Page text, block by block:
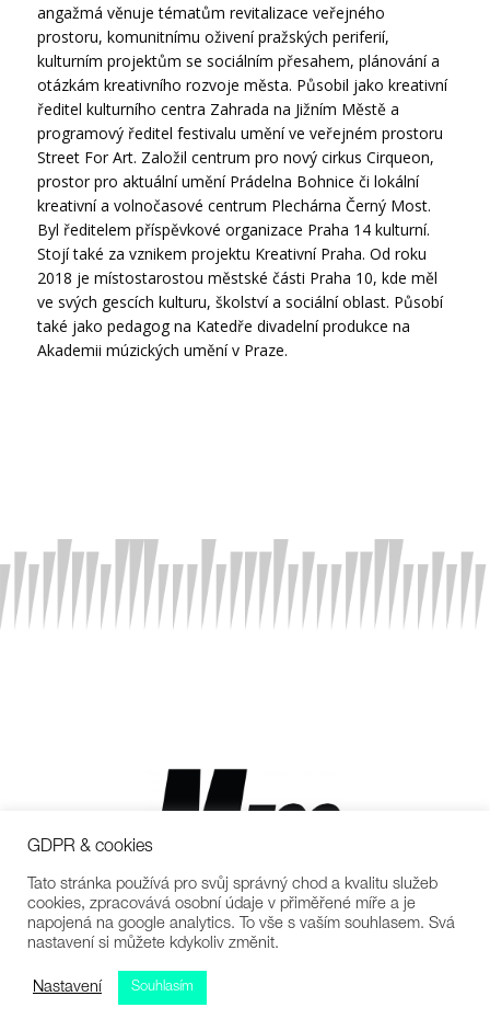
angažmá věnuje tématům revitalizace veřejného
prostoru, komunitnímu oživení pražských periferií,
kulturním projektům se sociálním přesahem, plánování a
otázkám kreativního rozvoje města. Působil jako kreativní
ředitel kulturního centra Zahrada na Jižním Městě a
programový ředitel festivalu umění ve veřejném prostoru
Street For Art. Založil centrum pro nový cirkus Cirqueon,
prostor pro aktuální umění Prádelna Bohnice či lokální
kreativní a volnočasové centrum Plechárna Černý Most.
Byl ředitelem příspěvkové organizace Praha 14 kulturní.
Stojí také za vznikem projektu Kreativní Praha. Od roku
2018 je místostarostou městské části Praha 10, kde měl
ve svých gescích kulturu, školství a sociální oblast. Působí
také jako pedagog na Katedře divadelní produkce na
Akademii múzických umění v Praze.
GDPR & cookies
Tato stránka používá pro svůj správný chod a kvalitu služeb
cookies, zpracovává osobní údaje v přiměřené míře a je
napojená na google analytics. To vše s vaším souhlasem. Svá
nastavení si můžete kdykoliv změnit.
Nastavení Souhlasím